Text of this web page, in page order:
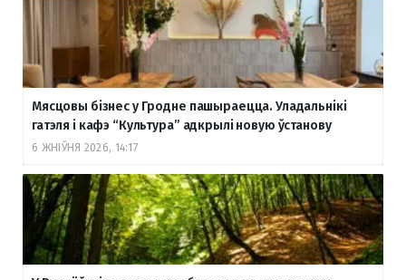
Мясцовы бізнес у Гродне пашыраецца. Уладальнікі
гатэля і кафэ “Культура” адкрылі новую ўстанову
6 ЖНІЎНЯ 2026, 14:17